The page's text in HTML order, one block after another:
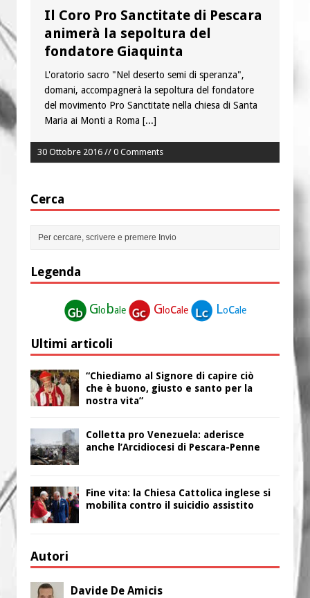
Il Coro Pro Sanctitate di Pescara
animerà la sepoltura del
fondatore Giaquinta
L'oratorio sacro "Nel deserto semi di speranza",
domani, accompagnerà la sepoltura del fondatore
del movimento Pro Sanctitate nella chiesa di Santa
Maria ai Monti a Roma [...]
30 Ottobre 2016 // 0 Comments
Cerca
Legenda
Globale Glocale Locale
Ultimi articoli
“Chiediamo al Signore di capire ciò
che è buono, giusto e santo per la
nostra vita”
Colletta pro Venezuela: aderisce
anche l’Arcidiocesi di Pescara-Penne
Fine vita: la Chiesa Cattolica inglese si
mobilita contro il suicidio assistito
Autori
Davide De Amicis